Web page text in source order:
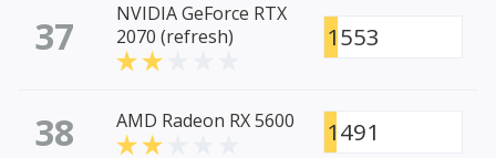
37
NVIDIA GeForce RTX
2070 (refresh)
1553
38 AMD Radeon RX 5600 1491